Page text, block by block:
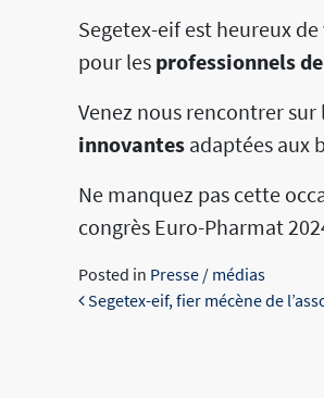
Segetex-eif est heureux
pour les professionnels
Venez nous rencontrer sur
innovantes adaptées aux
Ne manquez pas cette
congrès Euro-Pharmat
Posted in Presse / médias
Navigation
Segetex-eif, fier mécène de